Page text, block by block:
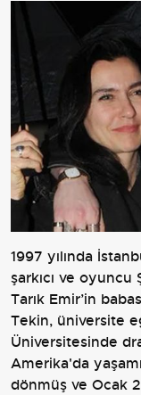
1997 yılında
şarkıcı ve oyuncu
Tarık Emir’in
Tekin, üniversite
Üniversitesinde
Amerika'da
dönmüş ve Ocak